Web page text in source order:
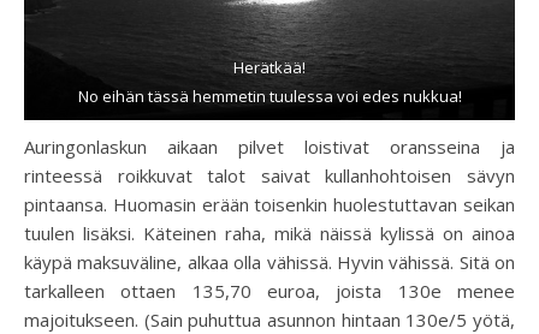
Herätkää!
No eihän tässä hemmetin tuulessa voi edes nukkua!
Auringonlaskun aikaan pilvet loistivat oransseina ja
rinteessä roikkuvat talot saivat kullanhohtoisen sävyn
pintaansa. Huomasin erään toisenkin huolestuttavan seikan
tuulen lisäksi. Käteinen raha, mikä näissä kylissä on ainoa
käypä maksuväline, alkaa olla vähissä. Hyvin vähissä. Sitä on
tarkalleen ottaen 135,70 euroa, joista 130e menee
majoitukseen. (Sain puhuttua asunnon hintaan 130e/5 yötä,